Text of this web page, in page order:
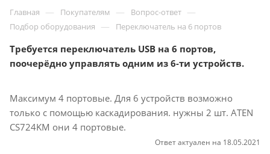
Главная — Покупателям — Вопрос-ответ —
Подбор оборудования — Переключатель на 6 портов
Требуется переключатель USB на 6 портов,
поочерёдно управлять одним из 6-ти устройств.
Максимум 4 портовые. Для 6 устройств возможно
только с помощью каскадирования. нужны 2 шт. ATEN
CS724KM они 4 портовые.
Ответ актуален на 18.05.2021